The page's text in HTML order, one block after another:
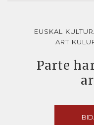
EUSKAL
Parte